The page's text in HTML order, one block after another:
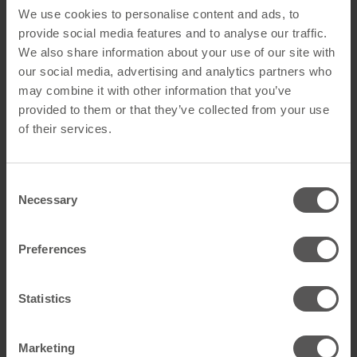
We use cookies to personalise content and ads, to
provide social media features and to analyse our traffic.
We also share information about your use of our site with
our social media, advertising and analytics partners who
may combine it with other information that you’ve
provided to them or that they’ve collected from your use
of their services.
Selection
Necessary
Preferences
Statistics
Marketing
Allgemein
Metal-Vent Sanitärlüfter
GTIN 4260526952030
Technische Daten
Anschlussmaterial